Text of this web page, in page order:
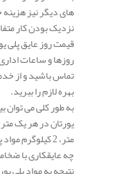
های دیگر نیز
نزدیک بودن کار
قیمت روز عایق
روزها و ساعات
تماس باشید و از
بهره لازم را ببرید.
به طور کلی می توان
یورتان در هر یک
متر، 2 کیلوگرم
چه عایقکاری با